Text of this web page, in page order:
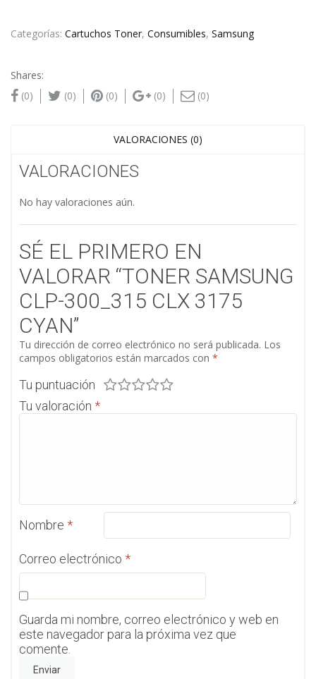
Categorías: Cartuchos Toner, Consumibles, Samsung
Shares:
(0)
(0) (0) (0) (0)
VALORACIONES (0)
VALORACIONES
No hay valoraciones aún.
SÉ EL PRIMERO EN
VALORAR “TONER SAMSUNG
CLP-300_315 CLX 3175
CYAN”
Tu dirección de correo electrónico no será publicada. Los
campos obligatorios están marcados con *
Tu puntuación
Tu valoración *
Nombre *
Correo electrónico *
Guarda mi nombre, correo electrónico y web en
este navegador para la próxima vez que
comente.